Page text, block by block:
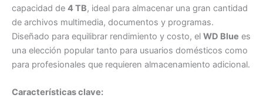
capacidad de 4 TB, ideal para almacenar una gran cantidad
de archivos multimedia, documentos y programas.
Diseñado para equilibrar rendimiento y costo, el WD Blue es
una elección popular tanto para usuarios domésticos como
para profesionales que requieren almacenamiento adicional.
Características clave: